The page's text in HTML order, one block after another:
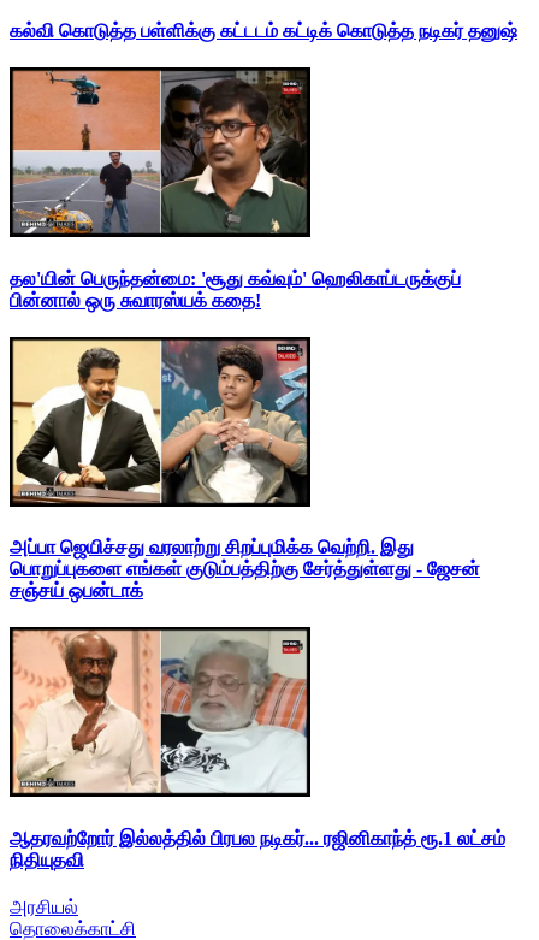
கல்வி கொடுத்த பள்ளிக்கு கட்டடம் கட்டிக் கொடுத்த நடிகர் தனுஷ்
தல'யின் பெருந்தன்மை: 'சூது கவ்வும்' ஹெலிகாப்டருக்குப்
பின்னால் ஒரு சுவாரஸ்யக் கதை!
அப்பா ஜெயிச்சது வரலாற்று சிறப்புமிக்க வெற்றி. இது
பொறுப்புகளை எங்கள் குடும்பத்திற்கு சேர்த்துள்ளது - ஜேசன்
சஞ்சய் ஒபன்டாக்
ஆதரவற்றோர் இல்லத்தில் பிரபல நடிகர்... ரஜினிகாந்த் ரூ.1 லட்சம்
நிதியுதவி
அரசியல்
தொலைக்காட்சி